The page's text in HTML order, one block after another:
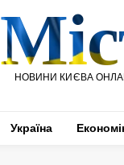
НОВИНИ КИЄВА
Україна